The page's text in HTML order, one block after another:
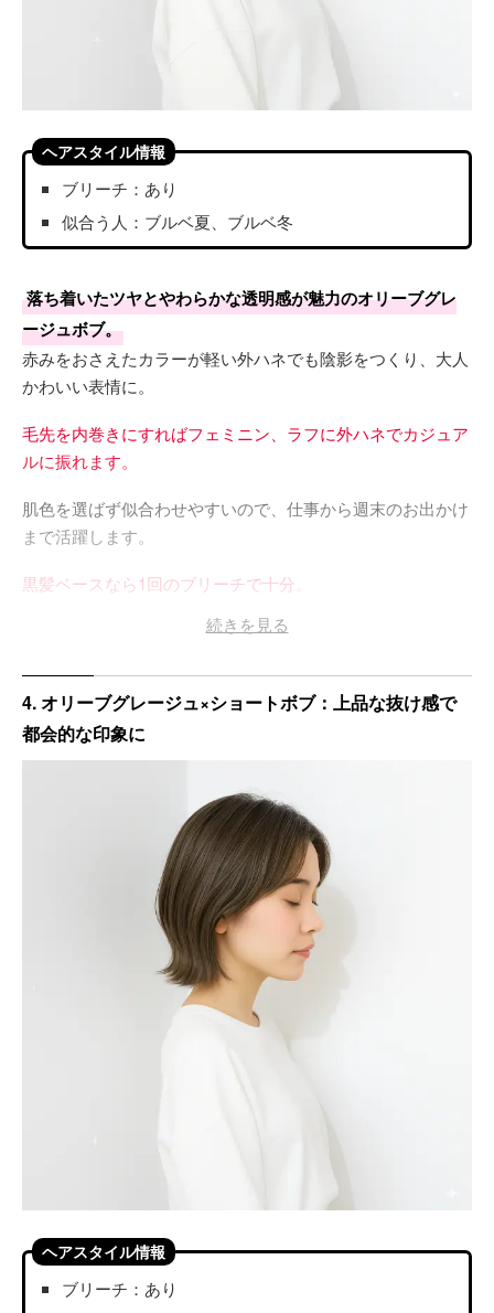
ヘアスタイル情報
ブリーチ：あり
似合う人：ブルベ夏、ブルベ冬
落ち着いたツヤとやわらかな透明感が魅力のオリーブグレ
ージュボブ。
赤みをおさえたカラーが軽い外ハネでも陰影をつくり、大人
かわいい表情に。
毛先を内巻きにすればフェミニン、ラフに外ハネでカジュア
ルに振れます。
肌色を選ばず似合わせやすいので、仕事から週末のお出かけ
まで活躍します。
黒髪ベースなら1回のブリーチで十分。
白シャツとシルバーアクセを合わせれば、ほのかなグリーン
続きを見る
4. オリーブグレージュ×ショートボブ：上品な抜け感で
都会的な印象に
ヘアスタイル情報
ブリーチ：あり